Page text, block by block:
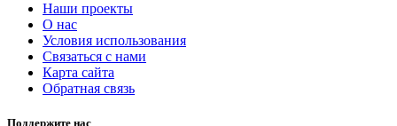
Наши проекты
О нас
Условия использования
Связаться с нами
Карта сайта
Обратная связь
Поддержите нас